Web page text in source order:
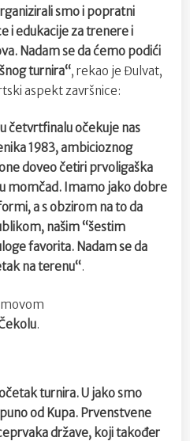
smo i popratni
i edukacije za trenere i
Nadam se da ćemo podići
turnira“, rekao je Đulvat,
aspekt završnice:
četvrtfinalu očekuje nas
1983, ambicioznog
doveo četiri prvoligaška
momčad. Imamo jako dobre
a s obzirom na to da
našim “šestim
favorita. Nadam se da
na terenu“.
.
turnira. U jako smo
od Kupa. Prvenstvene
države, koji također